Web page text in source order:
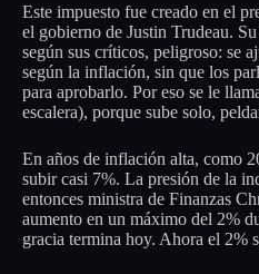
Este impuesto fue creado en el
el gobierno de Justin Trudeau.
según sus críticos, peligroso: se
según la inflación, sin que los
para aprobarlo. Por eso se le
escalera), porque sube solo,
En años de inflación alta, como
subir casi 7%. La presión de la
entonces ministra de Finanzas
aumento en un máximo del 2%
gracia termina hoy. Ahora el 2%